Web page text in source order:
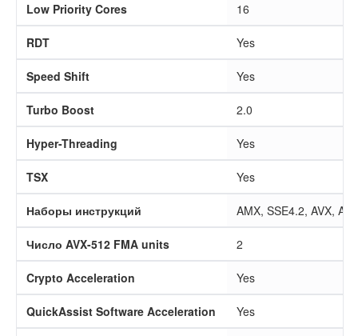
Low Priority Cores 16
RDT Yes
Speed Shift Yes
Turbo Boost 2.0
Hyper-Threading Yes
TSX Yes
Наборы инструкций AMX, SSE4.2, AVX,
Число AVX-512 FMA units 2
Crypto Acceleration Yes
QuickAssist Software Acceleration Yes